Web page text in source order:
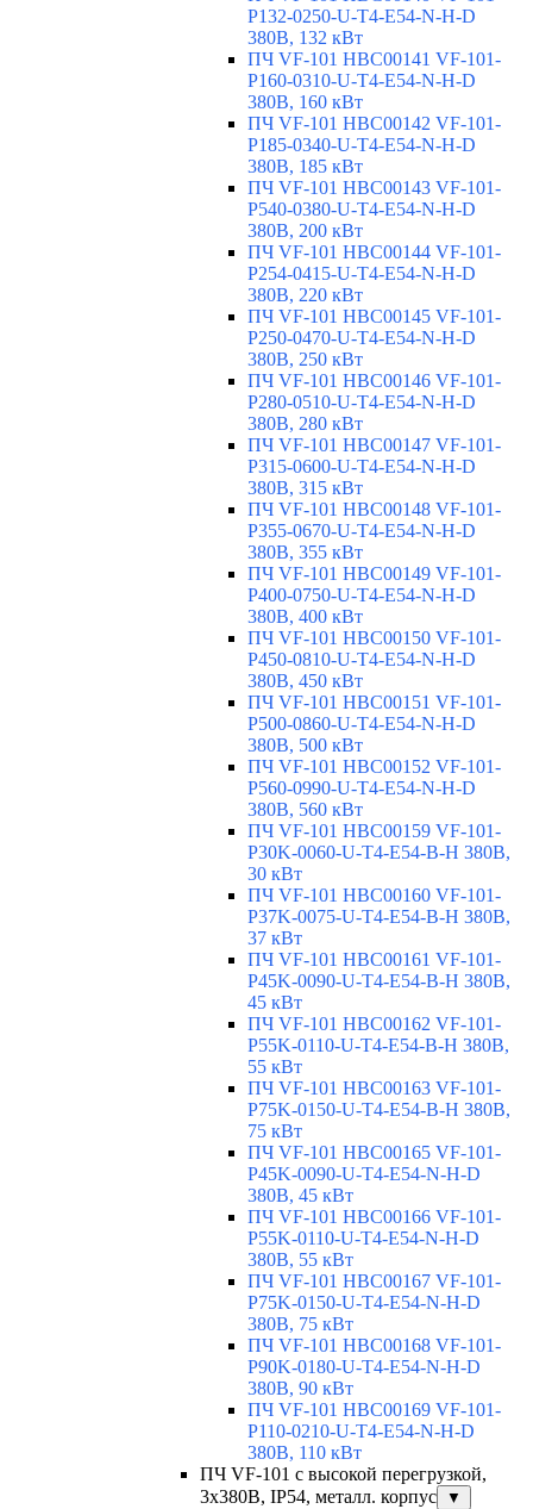
P132-0250-U-T4-E54-N-H-D
380В, 132 кВт
ПЧ VF-101 HBC00141 VF-101-
P160-0310-U-T4-E54-N-H-D
380В, 160 кВт
ПЧ VF-101 HBC00142 VF-101-
P185-0340-U-T4-E54-N-H-D
380В, 185 кВт
ПЧ VF-101 HBC00143 VF-101-
P540-0380-U-T4-E54-N-H-D
380В, 200 кВт
ПЧ VF-101 HBC00144 VF-101-
P254-0415-U-T4-E54-N-H-D
380В, 220 кВт
ПЧ VF-101 HBC00145 VF-101-
P250-0470-U-T4-E54-N-H-D
380В, 250 кВт
ПЧ VF-101 HBC00146 VF-101-
P280-0510-U-T4-E54-N-H-D
380В, 280 кВт
ПЧ VF-101 HBC00147 VF-101-
P315-0600-U-T4-E54-N-H-D
380В, 315 кВт
ПЧ VF-101 HBC00148 VF-101-
P355-0670-U-T4-E54-N-H-D
380В, 355 кВт
ПЧ VF-101 HBC00149 VF-101-
P400-0750-U-T4-E54-N-H-D
380В, 400 кВт
ПЧ VF-101 HBC00150 VF-101-
P450-0810-U-T4-E54-N-H-D
380В, 450 кВт
ПЧ VF-101 HBC00151 VF-101-
P500-0860-U-T4-E54-N-H-D
380В, 500 кВт
ПЧ VF-101 HBC00152 VF-101-
P560-0990-U-T4-E54-N-H-D
380В, 560 кВт
ПЧ VF-101 HBC00159 VF-101-
P30K-0060-U-T4-E54-B-H 380В,
30 кВт
ПЧ VF-101 HBC00160 VF-101-
P37K-0075-U-T4-E54-B-H 380В,
37 кВт
ПЧ VF-101 HBC00161 VF-101-
P45K-0090-U-T4-E54-B-H 380В,
45 кВт
ПЧ VF-101 HBC00162 VF-101-
P55K-0110-U-T4-E54-B-H 380В,
55 кВт
ПЧ VF-101 HBC00163 VF-101-
P75K-0150-U-T4-E54-B-H 380В,
75 кВт
ПЧ VF-101 HBC00165 VF-101-
P45K-0090-U-T4-E54-N-H-D
380В, 45 кВт
ПЧ VF-101 HBC00166 VF-101-
P55K-0110-U-T4-E54-N-H-D
380В, 55 кВт
ПЧ VF-101 HBC00167 VF-101-
P75K-0150-U-T4-E54-N-H-D
380В, 75 кВт
ПЧ VF-101 HBC00168 VF-101-
P90K-0180-U-T4-E54-N-H-D
380В, 90 кВт
ПЧ VF-101 HBC00169 VF-101-
P110-0210-U-T4-E54-N-H-D
380В, 110 кВт
ПЧ VF-101 с высокой перегрузкой,
3х380В, IP54, металл. корпус
▼